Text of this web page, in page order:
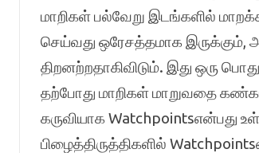
மாறிகள் பல்வேறு இடங்களில்
செய்வது ஒரேசத்தமாக இருக்கும்,
திறனற்றதாகிவிடும். இது ஒரு
தற்போது மாறிகள் மாறுவதை
கருவியாக Watchpointsஎன்பது
பிழைத்திருத்திகளில்